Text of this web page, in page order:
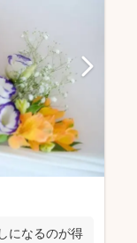
になるのが得